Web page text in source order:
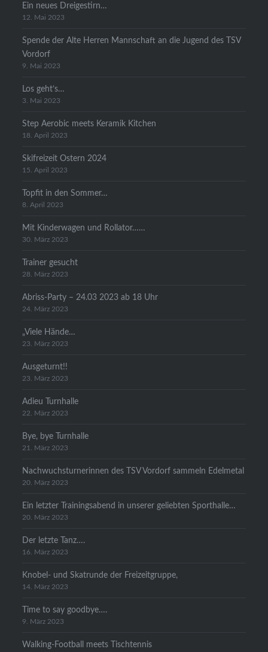
Ein neues Dreigestirn…
12. Mai 2023
Spende der Alte Herren Mannschaft an die Jugend des TSV
Vordorf
9. Mai 2023
Los geht’s…
3. Mai 2023
Step Aerobic meets Keramik Kitchen
18. April 2023
Skifreizeit Ostern 2024
15. April 2023
Topfit in den Sommer…
8. April 2023
Mit Kinderwagen und Rollator……
30. März 2023
Trainer gesucht
28. März 2023
Abriss-Party – 24.03 2023 ab 18 Uhr
24. März 2023
„Viele Hände…
23. März 2023
Ausgeturnt!!
23. März 2023
Adieu Turnhalle
22. März 2023
Bye, bye Turnhalle
21. März 2023
Nachwuchsturnerinnen des TSV Vordorf sammeln Edelmetal
20. März 2023
Ein letzter Trainingsabend in unserer geliebten Sporthalle…
20. März 2023
Der letzte Tanz….
16. März 2023
Knobel- und Skatrunde der Freizeitgruppe,
14. März 2023
Time to say goodbye….
9. März 2023
Walking-Football meets Tischtennis